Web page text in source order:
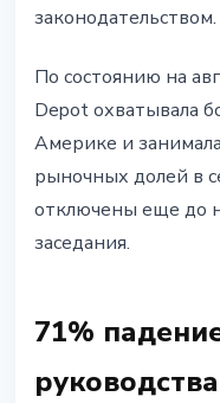
законодательством.
По состоянию на
Depot охватывала
Америке и
рыночных долей в
отключены еще до
заседания.
71%
руководства